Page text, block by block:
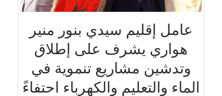
عامل إقليم سيدي بنور منير
هواري يشرف على إطلاق
وتدشين مشاريع تنموية في
الماء والتعليم والكهرباء احتفاءً